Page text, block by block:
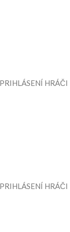
HRÁČI
HRÁČI